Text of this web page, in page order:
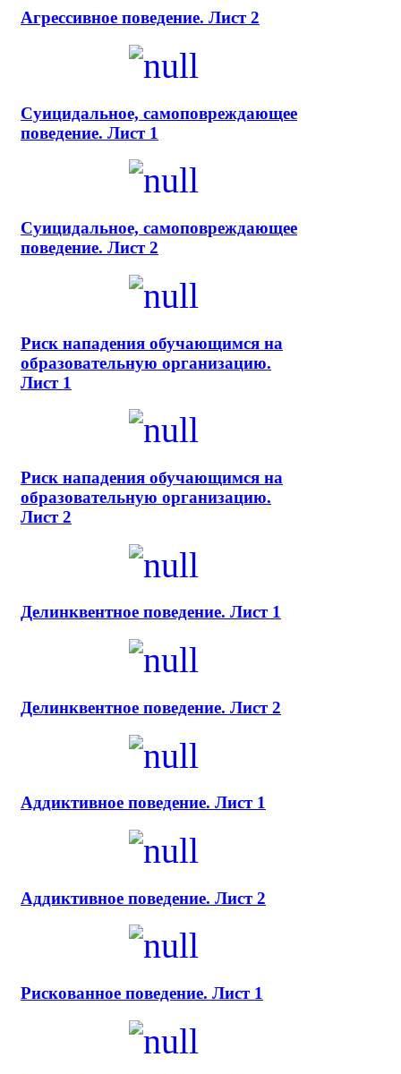
Агрессивное поведение. Лист 2
Суицидальное, самоповреждающее
поведение. Лист 1
Суицидальное, самоповреждающее
поведение. Лист 2
Риск нападения обучающимся на
образовательную организацию.
Лист 1
Риск нападения обучающимся на
образовательную организацию.
Лист 2
Делинквентное поведение. Лист 1
Делинквентное поведение. Лист 2
Аддиктивное поведение. Лист 1
Аддиктивное поведение. Лист 2
Рискованное поведение. Лист 1